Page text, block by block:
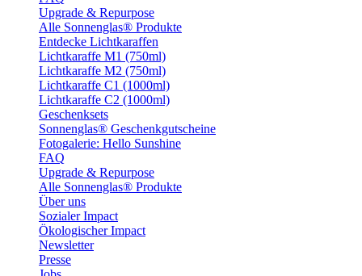
Upgrade & Repurpose
Alle Sonnenglas® Produkte
Entdecke Lichtkaraffen
Lichtkaraffe M1 (750ml)
Lichtkaraffe M2 (750ml)
Lichtkaraffe C1 (1000ml)
Lichtkaraffe C2 (1000ml)
Geschenksets
Sonnenglas® Geschenkgutscheine
Fotogalerie: Hello Sunshine
FAQ
Upgrade & Repurpose
Alle Sonnenglas® Produkte
Über uns
Sozialer Impact
Ökologischer Impact
Newsletter
Presse